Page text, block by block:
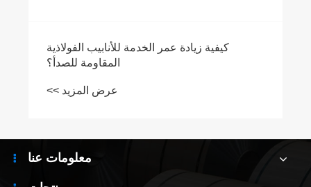
كيفية زيادة عمر الخدمة للأنابيب الفولاذية
المقاومة للصدأ؟
عرض المزيد >>
معلومات عنا